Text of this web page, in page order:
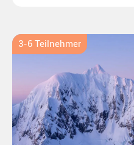
3-6 Teilnehmer